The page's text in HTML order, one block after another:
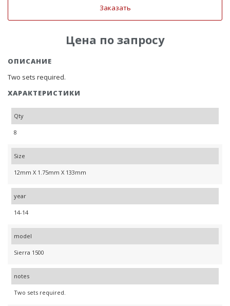
Заказать
Цена по запросу
ОПИСАНИЕ
Two sets required.
ХАРАКТЕРИСТИКИ
Qty
8
Size
12mm X 1.75mm X 133mm
year
14-14
model
Sierra 1500
notes
Two sets required.